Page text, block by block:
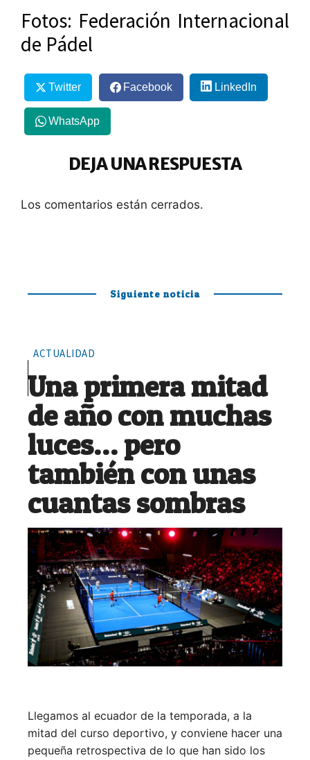
Fotos: Federación Internacional
de Pádel
Twitter Facebook LinkedIn
WhatsApp
DEJA UNA RESPUESTA
Los comentarios están cerrados.
Siguiente noticia
ACTUALIDAD
Una primera mitad
de año con muchas
luces… pero
también con unas
cuantas sombras
Llegamos al ecuador de la temporada, a la
mitad del curso deportivo, y conviene hacer una
pequeña retrospectiva de lo que han sido los